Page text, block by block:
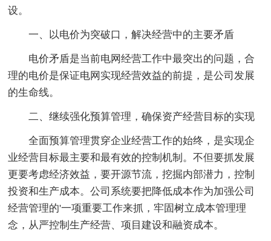
设。
一、以电价为突破口，解决经营中的主要矛盾
电价矛盾是当前电网经营工作中最突出的问题，合
理的电价是保证电网实现经营效益的前提，是公司发展
的生命线。
二、继续强化预算管理，确保资产经营目标的实现
全面预算管理贯穿企业经营工作的始终，是实现企
业经营目标最主要和最有效的控制机制。不但要抓发展
更要考虑经济效益，要开源节流，挖掘内部潜力，控制
投资和生产成本。公司系统要把降低成本作为加强公司
经营管理的'一项重要工作来抓，牢固树立成本管理理
念，从严控制生产经营、项目建设和融资成本。